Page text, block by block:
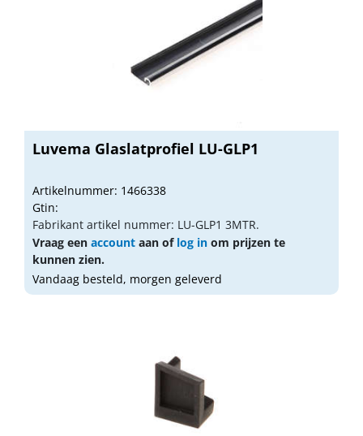
Luvema Glaslatprofiel LU-GLP1
Artikelnummer: 1466338
Gtin:
Fabrikant artikel nummer: LU-GLP1 3MTR.
Vraag een account aan of log in om prijzen te
kunnen zien.
Vandaag besteld, morgen geleverd